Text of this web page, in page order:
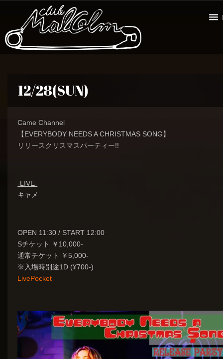
12/28(SUN)
Came Channel
【EVERYBODY NEEDS A CHRISTMAS SONG】
リリースクリスマスパーティー!!
-LIVE-
キャメ
OPEN 11:30 / START 12:00
Sチケット ￥10,000-
通常チケット ￥5,000-
※入場時別途1D (¥700-)
LivePocket